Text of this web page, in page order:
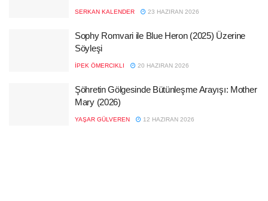
SERKAN KALENDER 23 HAZIRAN 2026
Sophy Romvari ile Blue Heron (2025) Üzerine
Söyleşi
İPEK ÖMERCIKLI 20 HAZIRAN 2026
Şöhretin Gölgesinde Bütünleşme Arayışı: Mother
Mary (2026)
YAŞAR GÜLVEREN 12 HAZIRAN 2026